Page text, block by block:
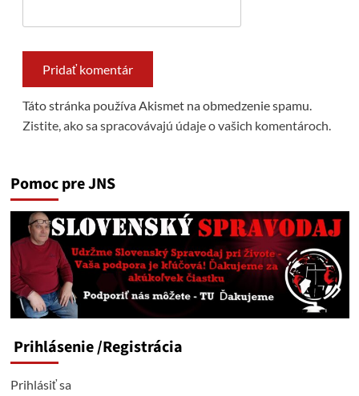
Táto stránka používa Akismet na obmedzenie spamu.
Zistite, ako sa spracovávajú údaje o vašich komentároch.
Pomoc pre JNS
Prihlásenie/Registrácia
Prihlásiť sa